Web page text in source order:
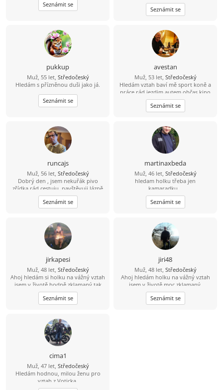
Seznámit se
Seznámit se
pukkup
Muž, 55 let, Středočeský
Hledám s přízněnou duši jako já.
Seznámit se
avestan
Muž, 53 let, Středočeský
Hledám vztah baví mě sport koně a
práce rád jezdim autem občas kino
Seznámit se
runcajs
Muž, 56 let, Středočeský
Dobrý den , jsem nekuřák pivo
zřídka rád cestuju ,navštěvuji lázně
ale sám .Záliby kolo ,auta, procházky
divadlo a dobré jídlo
Seznámit se
martinaxbeda
Muž, 46 let, Středočeský
hledam holku třeba jen
kamaradku...
Seznámit se
jirkapesi
Muž, 48 let, Středočeský
Ahoj hledám si holku na vážný vztah
jsem v životě hodně zklamaný tak
doufám že si zde holku najdu.
Pokud se budu líbit nějaké holce tak
tady je moje číslo 704 124183 můžete
Seznámit se
jiri48
Muž, 48 let, Středočeský
Ahoj hledám holku na vážný vztah
jsem v životě moc zklamaný.
Seznámit se
cima1
Muž, 47 let, Středočeský
Hledám hodnou, milou ženu pro
vztah z Voticka.